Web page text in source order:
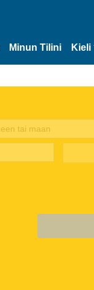
Minun Tilini Kieli